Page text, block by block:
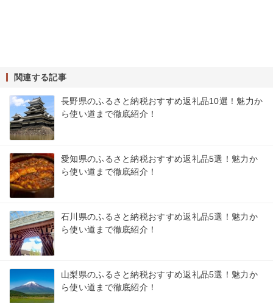
関連する記事
長野県のふるさと納税おすすめ返礼品10選！魅力か
ら使い道まで徹底紹介！
愛知県のふるさと納税おすすめ返礼品5選！魅力か
ら使い道まで徹底紹介！
石川県のふるさと納税おすすめ返礼品5選！魅力か
ら使い道まで徹底紹介！
山梨県のふるさと納税おすすめ返礼品5選！魅力か
ら使い道まで徹底紹介！